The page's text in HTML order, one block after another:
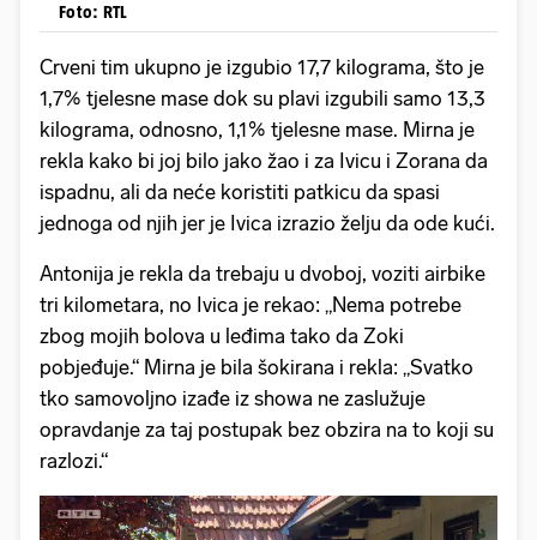
Foto: RTL
Crveni tim ukupno je izgubio 17,7 kilograma, što je
1,7% tjelesne mase dok su plavi izgubili samo 13,3
kilograma, odnosno, 1,1% tjelesne mase. Mirna je
rekla kako bi joj bilo jako žao i za Ivicu i Zorana da
ispadnu, ali da neće koristiti patkicu da spasi
jednoga od njih jer je Ivica izrazio želju da ode kući.
Antonija je rekla da trebaju u dvoboj, voziti airbike
tri kilometara, no Ivica je rekao: „Nema potrebe
zbog mojih bolova u leđima tako da Zoki
pobjeđuje.“ Mirna je bila šokirana i rekla: „Svatko
tko samovoljno izađe iz showa ne zaslužuje
opravdanje za taj postupak bez obzira na to koji su
razlozi.“